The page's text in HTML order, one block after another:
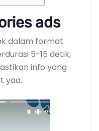
ads
dalam format
5-15 detik,
info yang
yaa.